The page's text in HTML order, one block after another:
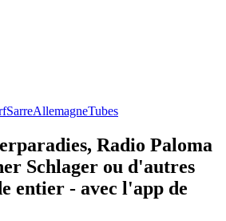
SarreAllemagneTubes
Radio Paloma
Schlager ou d'autres
entier - avec l'app de